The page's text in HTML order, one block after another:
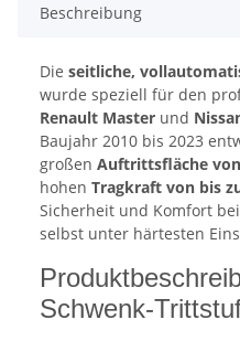
Beschreibung
Die seitliche,
wurde speziell für den
Renault Master und
Baujahr 2010 bis 2023
großen Auftrittsfläche
hohen Tragkraft von bis
Sicherheit und Komfort
selbst unter härtesten
Schwenk-